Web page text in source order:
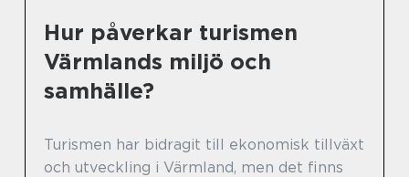
Hur påverkar turismen
Värmlands miljö och
samhälle?
Turismen har bidragit till ekonomisk tillväxt
och utveckling i Värmland, men det finns